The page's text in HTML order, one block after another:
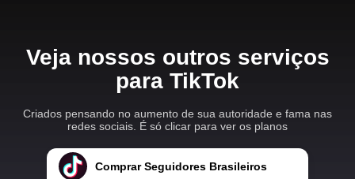
Veja nossos outros serviços
para TikTok
Criados pensando no aumento de sua autoridade e fama nas
redes sociais. É só clicar para ver os planos
Comprar Seguidores Brasileiros